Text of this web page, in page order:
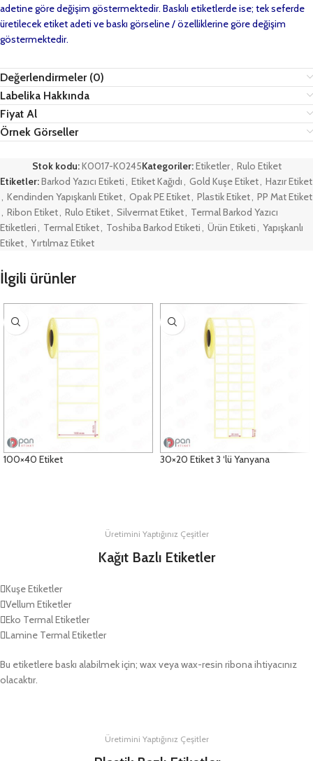
adetine göre değişim göstermektedir. Baskılı etiketlerde ise; tek seferde
üretilecek etiket adeti ve baskı görseline / özelliklerine göre değişim
göstermektedir.
Değerlendirmeler (0)
Labelika Hakkında
Fiyat Al
Örnek Görseller
Stok kodu:K0017-K0245Kategoriler:Etiketler, Rulo Etiket
Etiketler:Barkod Yazıcı Etiketi, Etiket Kağıdı, Gold Kuşe Etiket, Hazır Etiket
, Kendinden Yapışkanlı Etiket, Opak PE Etiket, Plastik Etiket, PP Mat Etiket
, Ribon Etiket, Rulo Etiket, Silvermat Etiket, Termal Barkod Yazıcı
Etiketleri, Termal Etiket, Toshiba Barkod Etiketi, Ürün Etiketi, Yapışkanlı
Etiket, Yırtılmaz Etiket
İlgili ürünler
100×40 Etiket 30×20 Etiket 3 ‘lü Yanyana
Üretimini Yaptığınız Çeşitler
Kağıt Bazlı Etiketler
Kuşe Etiketler
Vellum Etiketler
Eko Termal Etiketler
Lamine Termal Etiketler
Bu etiketlere baskı alabilmek için; wax veya wax-resin ribona ihtiyacınız
olacaktır.
Üretimini Yaptığınız Çeşitler